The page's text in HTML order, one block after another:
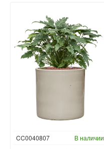
CC0040807 В наличии